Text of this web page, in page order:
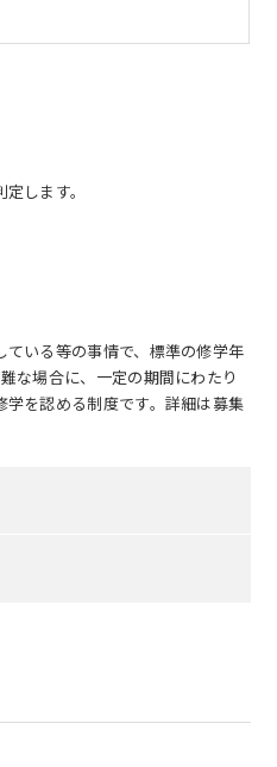
します。
いる等の事情で、標準の修学年
な場合に、一定の期間にわたり
を認める制度です。詳細は募集